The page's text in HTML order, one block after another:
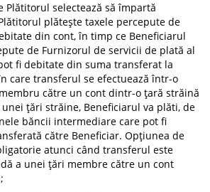
Plătitorul selectează să împartă
plătește taxele percepute de
din cont, în timp ce Beneficiarul
de Furnizorul de servicii de plată al
fi debitate din suma transferat la
care transferul se efectuează într-o
către un cont dintr-o țară străină
țări străine, Beneficiarul va plăti, de
băncii intermediare care pot fi
către Beneficiar. Opțiunea de
atunci când transferul este
a unei țări membre către un cont